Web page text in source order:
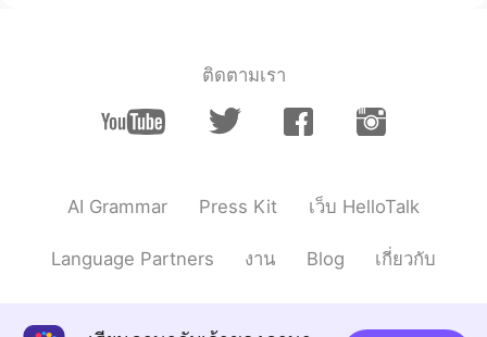
ติดตามเรา
AI Grammar Press Kit เว็บ HelloTalk
Language Partners งาน Blog เกี่ยวกับ